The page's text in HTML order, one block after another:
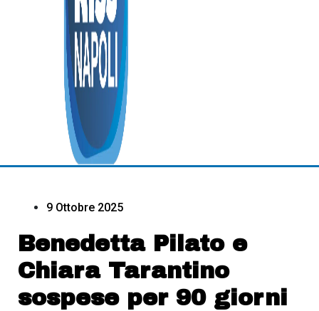
9 Ottobre 2025
Benedetta Pilato e
Chiara Tarantino
sospese per 90 giorni